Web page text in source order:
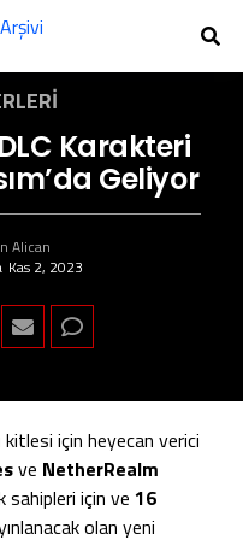
Karakteri
Geliyor
Alican
Kas 2, 2023
kitlesi için heyecan verici
ve NetherRealm
sahipleri için ve 16
olan yeni